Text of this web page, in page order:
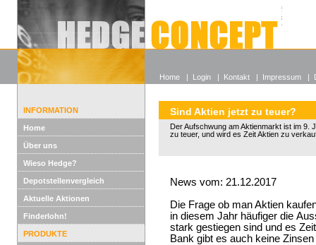
Alle
Wieso
INFORMATION
Home
Über uns
Wieso Hedge?
Depotstellenvergleich
Aktuelle Aktionen
Finderlohn!
PRODUKTE
Sind Aktien jetzt zu teuer?
Der Aufschwung am Aktienmarkt ist im 9.
zu teuer, und wird es Zeit Aktien zu
News vom: 21.12.2017
Die Frage ob man Aktien
in diesem Jahr häufiger die
stark gestiegen sind und es
Bank gibt es auch keine
Home | Login | Kontakt | Impressum |